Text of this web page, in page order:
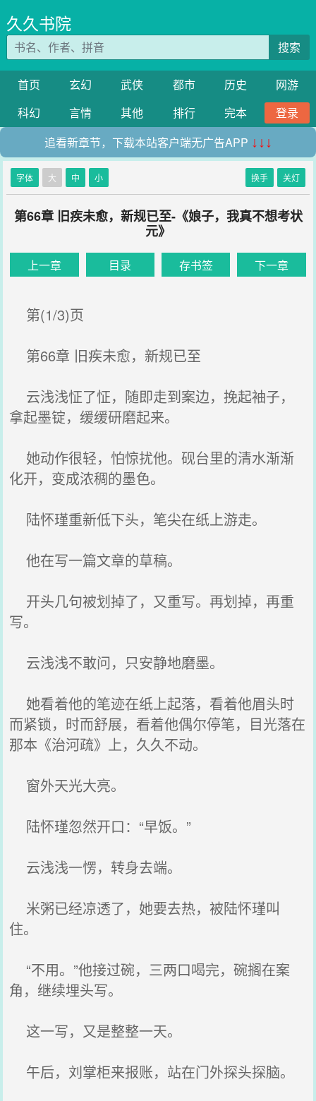
久久书院
搜索
首页 玄幻 武侠 都市 历史
网游
科幻
言情 其他 排行 完本
登录
追看新章节，下载本站客户端无广告APP ↓↓↓
字体 大 中 小 换手 关灯
第66章 旧疾未愈，新规已至-《娘子，我真不想考状
元》
上一章 目录 存书签 下一章
第(1/3)页
第66章 旧疾未愈，新规已至
云浅浅怔了怔，随即走到案边，挽起袖子，
拿起墨锭，缓缓研磨起来。
她动作很轻，怕惊扰他。砚台里的清水渐渐
化开，变成浓稠的墨色。
陆怀瑾重新低下头，笔尖在纸上游走。
他在写一篇文章的草稿。
开头几句被划掉了，又重写。再划掉，再重
写。
云浅浅不敢问，只安静地磨墨。
她看着他的笔迹在纸上起落，看着他眉头时
而紧锁，时而舒展，看着他偶尔停笔，目光落在
那本《治河疏》上，久久不动。
窗外天光大亮。
陆怀瑾忽然开口：“早饭。”
云浅浅一愣，转身去端。
米粥已经凉透了，她要去热，被陆怀瑾叫
住。
“不用。”他接过碗，三两口喝完，碗搁在案
角，继续埋头写。
这一写，又是整整一天。
午后，刘掌柜来报账，站在门外探头探脑。